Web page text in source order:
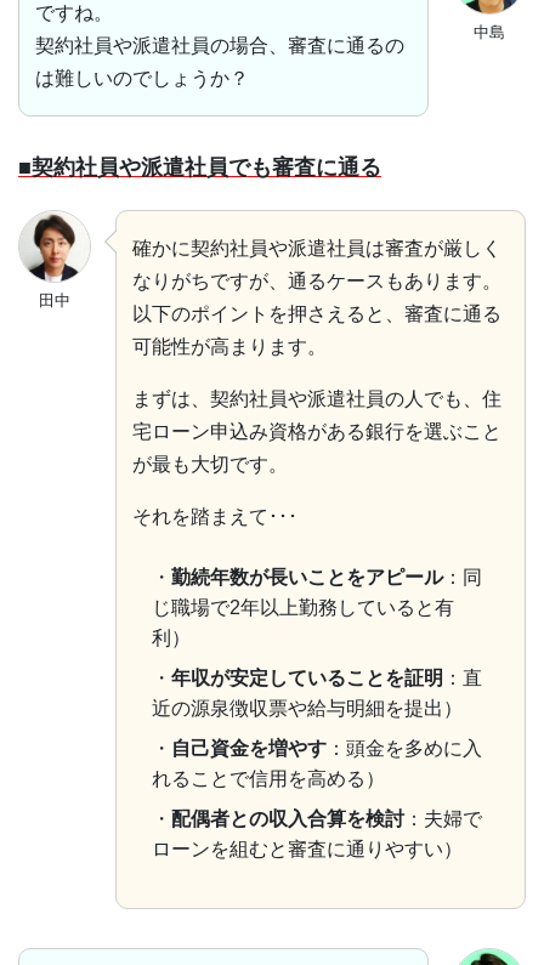
中島
ですね。
契約社員や派遣社員の場合、審査に通るの
は難しいのでしょうか？
■契約社員や派遣社員でも審査に通る
田中
確かに契約社員や派遣社員は審査が厳しく
なりがちですが、通るケースもあります。
以下のポイントを押さえると、審査に通る
可能性が高まります。
まずは、契約社員や派遣社員の人でも、住
宅ローン申込み資格がある銀行を選ぶこと
が最も大切です。
それを踏まえて･･･
・ 勤続年数が長いことをアピール：同
じ職場で2年以上勤務していると有
利）
・ 年収が安定していることを証明 ：直
近の源泉徴収票や給与明細を提出）
・ 自己資金を増やす ：頭金を多めに入
れることで信用を高める）
・ 配偶者との収入合算を検討：夫婦で
ローンを組むと審査に通りやすい）